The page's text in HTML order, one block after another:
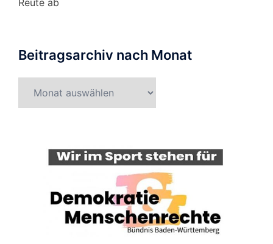
Beitragsarchiv nach Monat
nach